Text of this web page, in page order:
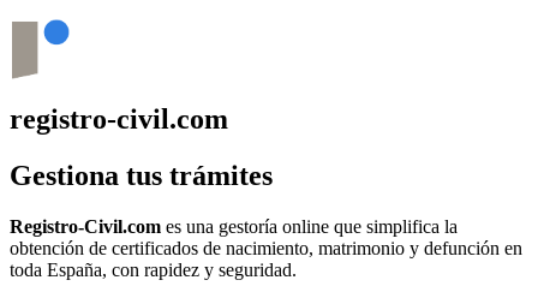
registro-civil.com
Gestiona tus trámites
Registro-Civil.com es una gestoría online que simplifica la
obtención de certificados de nacimiento, matrimonio y defunción en
toda España, con rapidez y seguridad.